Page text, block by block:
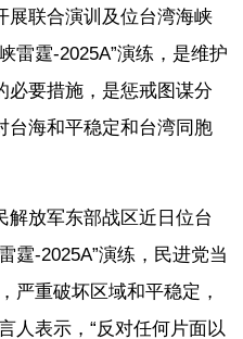
展联合演训及位台湾海峡
雷霆-2025A”演练，是维护
必要措施，是惩戒图谋分
台海和平稳定和台湾同胞
解放军东部战区近日位台
霆-2025A”演练，民进党当
严重破坏区域和平稳定，
人表示，“反对任何片面以